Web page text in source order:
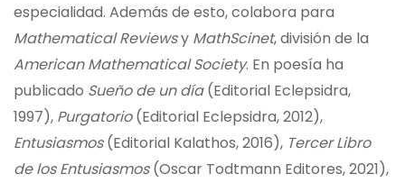
especialidad. Además de esto, colabora para
Mathematical Reviewsy MathScinet, división de la
American Mathematical Society. En poesía ha
publicado Sueño de un día(Editorial Eclepsidra,
1997), Purgatorio(Editorial Eclepsidra, 2012),
Entusiasmos(Editorial Kalathos, 2016), Tercer Libro
de los Entusiasmos(Oscar Todtmann Editores, 2021),